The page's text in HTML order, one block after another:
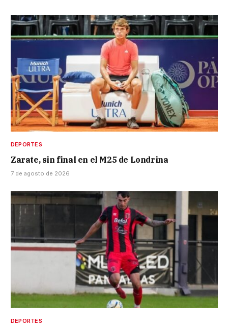
DEPORTES
Zarate, sin final en el M25 de Londrina
7 de agosto de 2026
DEPORTES